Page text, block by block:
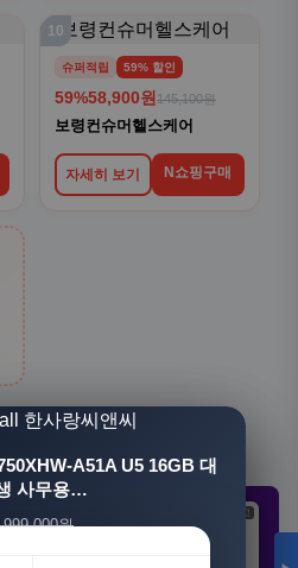
대구
세종
V 활성엽산 임신준비 임산
양 30정, 4개
원
A51A U5 16GB 대
사무용…
원